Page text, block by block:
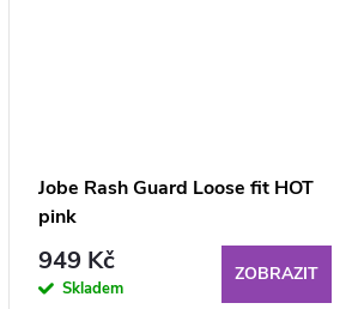
Jobe Rash Guard Loose fit HOT
pink
949 Kč
Skladem
ZOBRAZIT